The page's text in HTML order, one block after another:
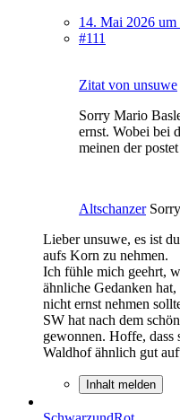
14. Mai 2026 um
#111
Zitat von unsuwe
Sorry Mario
ernst. Wobei bei
meinen der
AltschanzerSorry
Lieber unsuwe, es ist
aufs Korn zu nehmen.
Ich fühle mich geehrt,
ähnliche Gedanken
nicht ernst nehmen
SW hat nach dem
gewonnen. Hoffe, dass
Waldhof ähnlich gut
Inhalt melden